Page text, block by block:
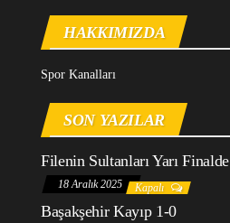
HAKKIMIZDA
Spor Kanalları
SON YAZILAR
Filenin Sultanları Yarı Finalde
18 Aralık 2025 Kapalı
Başakşehir Kayıp 1-0